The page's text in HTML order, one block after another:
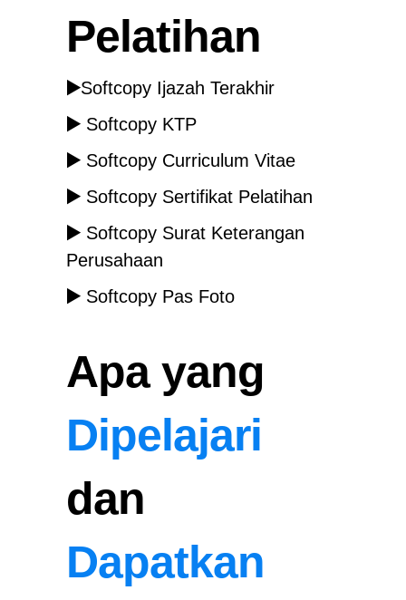
Pelatihan
▶️Softcopy Ijazah Terakhir
▶️ Softcopy KTP
▶️ Softcopy Curriculum Vitae
▶️ Softcopy Sertifikat Pelatihan
▶️ Softcopy Surat Keterangan
Perusahaan
▶️ Softcopy Pas Foto
Apa yang
Dipelajari
dan
Dapatkan